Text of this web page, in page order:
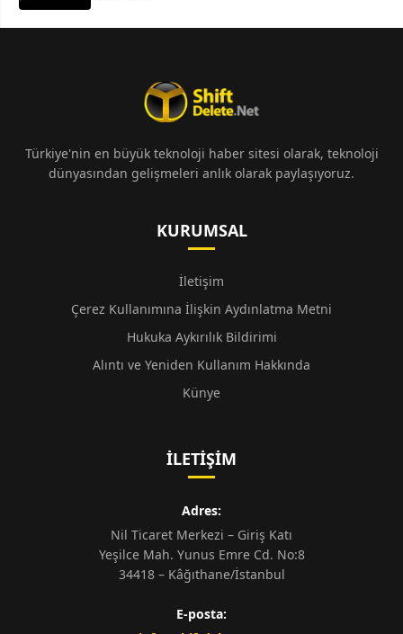
Türkiye'nin en büyük teknoloji haber sitesi olarak, teknoloji
dünyasından gelişmeleri anlık olarak paylaşıyoruz.
KURUMSAL
İletişim
Çerez Kullanımına İlişkin Aydınlatma Metni
Hukuka Aykırılık Bildirimi
Alıntı ve Yeniden Kullanım Hakkında
Künye
İLETIŞIM
Adres:
Nil Ticaret Merkezi – Giriş Katı
Yeşilce Mah. Yunus Emre Cd. No:8
34418 – Kâğıthane/İstanbul
E-posta: